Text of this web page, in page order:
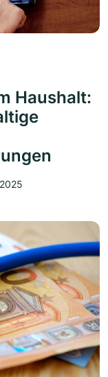
Haushalt: